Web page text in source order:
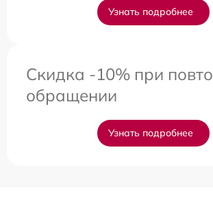
Узнать подробнее
Скидка -10% при
обращении
Узнать подробнее